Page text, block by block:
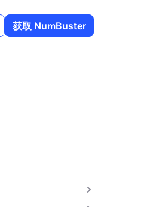
获取 NumBuster